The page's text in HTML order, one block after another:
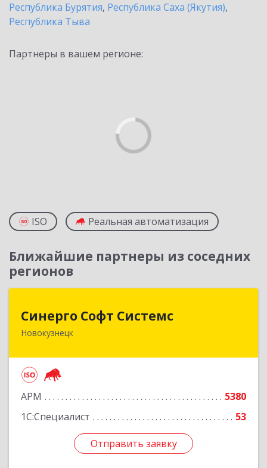
Республика Бурятия, Республика Саха (Якутия),
Республика Тыва
Партнеры в вашем регионе:
ISO Реальная автоматизация
Ближайшие партнеры из соседних
регионов
Синерго Софт Системс
Новокузнецк
АРМ
5380
1С:Специалист
53
Отправить заявку
Синерго Софт Системс
654005, Кемеровская обл, Новокузнецк г,
Отправить заявку